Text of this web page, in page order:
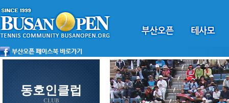
동호인클럽
CLUB